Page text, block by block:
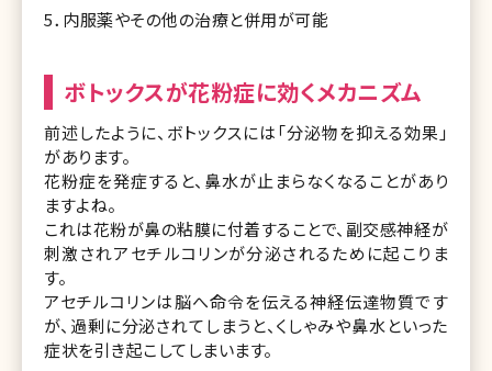
5．内服薬やその他の治療と併用が可能
ボトックスが花粉症に効くメカニズム
前述したように、ボトックスには「分泌物を抑える効果」
があります。
花粉症を発症すると、鼻水が止まらなくなることがあり
ますよね。
これは花粉が鼻の粘膜に付着することで、副交感神経が
刺激されアセチルコリンが分泌されるために起こりま
す。
アセチルコリンは脳へ命令を伝える神経伝達物質です
が、過剰に分泌されてしまうと、くしゃみや鼻水といった
症状を引き起こしてしまいます。